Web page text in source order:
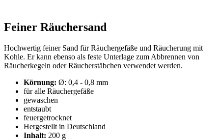
Feiner Räuchersand
Hochwertig feiner Sand für Räuchergefäße und Räucherung mit
Kohle. Er kann ebenso als feste Unterlage zum Abbrennen von
Räucherkegeln oder Räucherstäbchen verwendet werden.
Körnung: Ø: 0,4 - 0,8 mm
für alle Räuchergefäße
gewaschen
entstaubt
feuergetrocknet
Hergestellt in Deutschland
Inhalt: 200 g